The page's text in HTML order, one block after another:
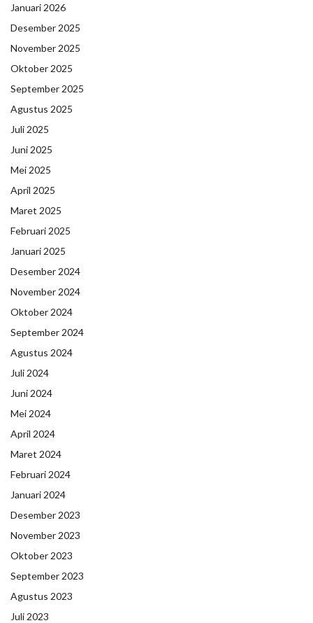
Januari 2026
Desember 2025
November 2025
Oktober 2025
September 2025
Agustus 2025
Juli 2025
Juni 2025
Mei 2025
April 2025
Maret 2025
Februari 2025
Januari 2025
Desember 2024
November 2024
Oktober 2024
September 2024
Agustus 2024
Juli 2024
Juni 2024
Mei 2024
April 2024
Maret 2024
Februari 2024
Januari 2024
Desember 2023
November 2023
Oktober 2023
September 2023
Agustus 2023
Juli 2023